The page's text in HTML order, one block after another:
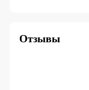
Отзывы